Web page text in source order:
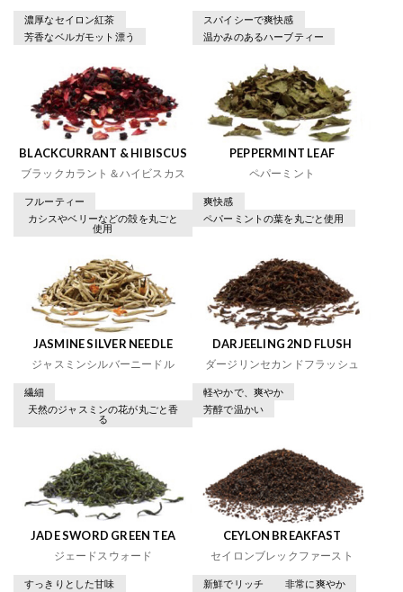
濃厚なセイロン紅茶
芳香なベルガモット漂う
スパイシーで爽快感
温かみのあるハーブティー
BLACKCURRANT & HIBISCUS
ブラックカラント＆ハイビスカス
フルーティー
カシスやベリーなどの殻を丸ごと
使用
PEPPERMINT LEAF
ペパーミント
爽快感
ペパーミントの葉を丸ごと使用
JASMINE SILVER NEEDLE
ジャスミンシルバーニードル
繊細
天然のジャスミンの花が丸ごと香
る
DARJEELING 2ND FLUSH
ダージリンセカンドフラッシュ
軽やかで、爽やか
芳醇で温かい
JADE SWORD GREEN TEA
ジェードスウォード
すっきりとした甘味
CEYLON BREAKFAST
セイロンブレックファースト
新鮮でリッチ 非常に爽やか